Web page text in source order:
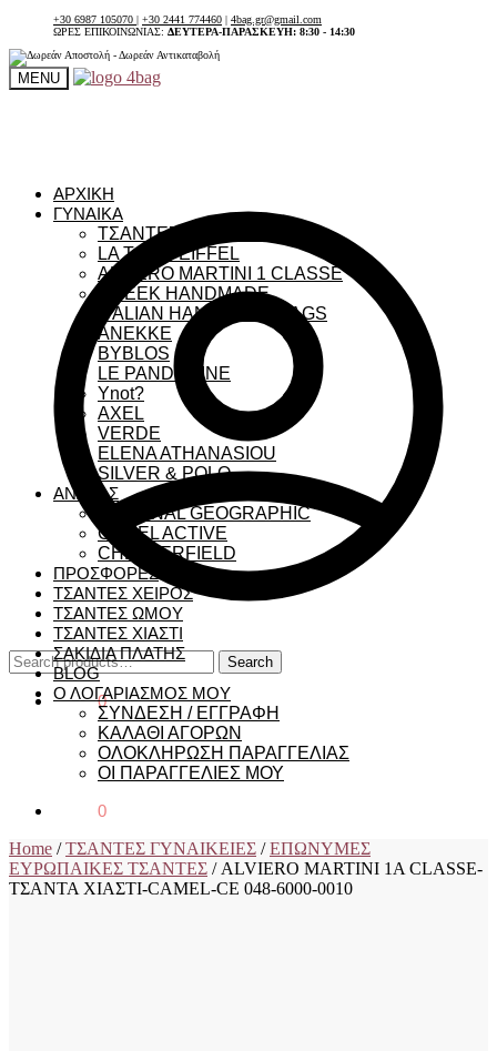
+30 6987 105070 | +30 2441 774460 | 4bag.gr@gmail.com
ΩΡΕΣ ΕΠΙΚΟΙΝΩΝΙΑΣ: ΔΕΥΤΕΡΑ-ΠΑΡΑΣΚΕΥΗ: 8:30 - 14:30
MENU
Search
for:
Search
€0,00 0
ΑΡΧΙΚΗ
ΓΥΝΑΙΚΑ
ΤΣΑΝΤΕΣ ΓΥΝΑΙΚΕΙΕΣ
LA TOUR EIFFEL
ALVIERO MARTINI 1 CLASSE
GREEK HANDMADE
ITALIAN HANDMADE BAGS
ANEKKE
BYBLOS
LE PANDORINE
Ynot?
AXEL
VERDE
ELENA ATHANASIOU
SILVER & POLO
ΑΝΔΡΑΣ
NATIONAL GEOGRAPHIC
CAMEL ACTIVE
CHESTERFIELD
ΠΡΟΣΦΟΡΕΣ
ΤΣΑΝΤΕΣ ΧΕΙΡΟΣ
ΤΣΑΝΤΕΣ ΩΜΟΥ
ΤΣΑΝΤΕΣ ΧΙΑΣΤΙ
ΣΑΚΙΔΙΑ ΠΛΑΤΗΣ
BLOG
Ο ΛΟΓΑΡΙΑΣΜΟΣ ΜΟΥ
ΣΥΝΔΕΣΗ / ΕΓΓΡΑΦΗ
ΚΑΛΑΘΙ ΑΓΟΡΩΝ
ΟΛΟΚΛΗΡΩΣΗ ΠΑΡΑΓΓΕΛΙΑΣ
ΟΙ ΠΑΡΑΓΓΕΛΙΕΣ ΜΟΥ
0
Home /ΤΣΑΝΤΕΣ ΓΥΝΑΙΚΕΙΕΣ /ΕΠΩΝΥΜΕΣ
ΕΥΡΩΠΑΙΚΕΣ ΤΣΑΝΤΕΣ / ALVIERO MARTINI 1A CLASSE-
ΤΣΑΝΤΑ ΧΙΑΣΤΙ-CAMEL-CE 048-6000-0010